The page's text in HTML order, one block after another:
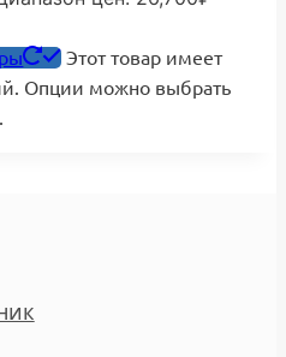
Этот товар имеет
Опции можно выбрать